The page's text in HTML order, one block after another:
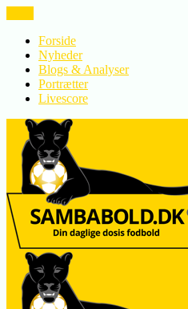
Forside
Nyheder
Blogs & Analyser
Portrætter
Livescore